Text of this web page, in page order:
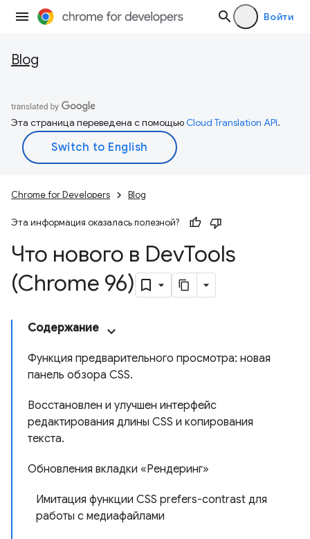
Войти
Blog
Эта страница переведена с помощьюCloud Translation API.
Chrome for Developers Blog
Эта информация оказалась полезной?
Что нового в DevTools
(Chrome 96)
Содержание
Функция предварительного просмотра: новая
панель обзора CSS.
Восстановлен и улучшен интерфейс
редактирования длины CSS и копирования
текста.
Обновления вкладки «Рендеринг»
Имитация функции CSS prefers-contrast для
работы с медиафайлами